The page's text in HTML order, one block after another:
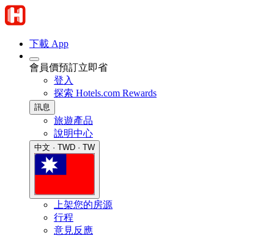
下載 App
會員價預訂立即省
登入
探索 Hotels.com Rewards
訊息
旅遊產品
說明中心
中文 · TWD · TW
上架您的房源
行程
意見反應